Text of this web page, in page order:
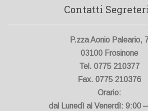
Contatti
P.zza Aonio Paleario,
03100 Frosinone
Tel. 0775 210377
Fax. 0775 210376
Orario:
dal Lunedì al Venerdì: 9:00